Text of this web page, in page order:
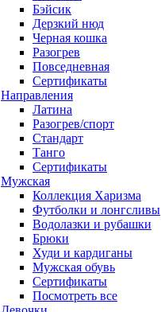
Бэйсик
Дерзкий нюд
Черная кошка
Разогрев
Повседневная
Сертификаты
Направления
Латина
Разогрев/спорт
Стандарт
Танго
Сертификаты
Мужская
Коллекция Харизма
Футболки и лонгсливы
Водолазки и рубашки
Брюки
Худи и кардиганы
Мужская обувь
Сертификаты
Посмотреть все